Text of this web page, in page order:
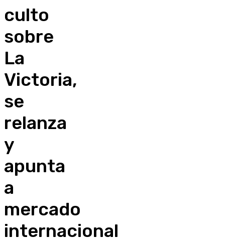
culto
sobre
La
Victoria,
se
relanza
y
apunta
a
mercado
internacional